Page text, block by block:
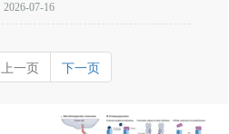
在血管内给药时与血浆等渗的临
号为92339-11-2
2026-07-16
上一页 下一页